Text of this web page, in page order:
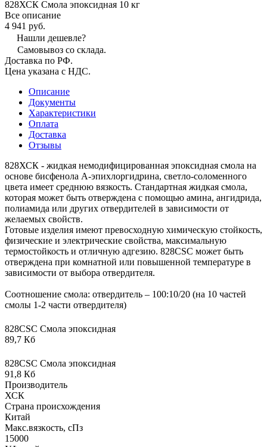
828ХСК Смола эпоксидная 10 кг
Все описание
4 941 руб.
Нашли дешевле?
Самовывоз со склада.
Доставка по РФ.
Цена указана с НДС.
Описание
Документы
Характеристики
Оплата
Доставка
Отзывы
828ХСК - жидкая немодифицированная эпоксидная смола на
основе бисфенола А-эпихлоргидрина, светло-соломенного
цвета имеет среднюю вязкость. Стандартная жидкая смола,
которая может быть отверждена с помощью амина, ангидрида,
полиамида или других отвердителей в зависимости от
желаемых свойств.
Готовые изделия имеют превосходную химическую стойкость,
физические и электрические свойства, максимальную
термостойкость и отличную адгезию. 828CSC может быть
отверждена при комнатной или повышенной температуре в
зависимости от выбора отвердителя.
Соотношение смола: отвердитель – 100:10/20 (на 10 частей
смолы 1-2 части отвердителя)
828CSC Смола эпоксидная
89,7 Кб
828CSC Смола эпоксидная
91,8 Кб
Производитель
ХСК
Страна происхождения
Китай
Макс.вязкoсть, сПз
15000